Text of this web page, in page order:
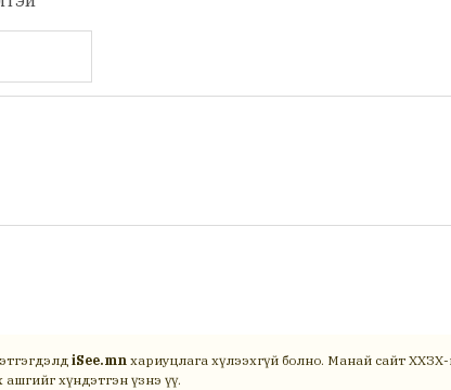
iSee.mn хариуцлага хүлээхгүй болно. Манай сайт
хүндэтгэн үзнэ үү.